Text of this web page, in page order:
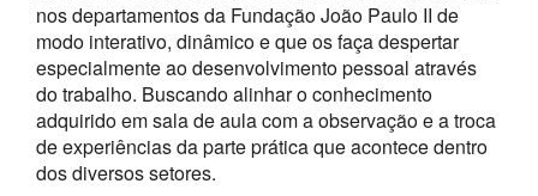
nos departamentos da Fundação João Paulo II de
modo interativo, dinâmico e que os faça despertar
especialmente ao desenvolvimento pessoal através
do trabalho. Buscando alinhar o conhecimento
adquirido em sala de aula com a observação e a troca
de experiências da parte prática que acontece dentro
dos diversos setores.